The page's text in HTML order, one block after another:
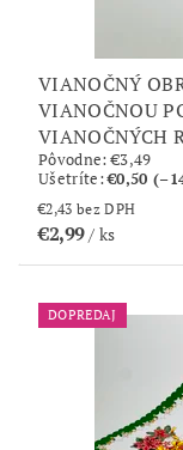
VIANOČNÝ
VIANOČNOU
VIANOČNÝCH
Pôvodne:€3,49
Ušetríte:€0,50
€2,43 bez DPH
€2,99/ ks
DOPREDAJ